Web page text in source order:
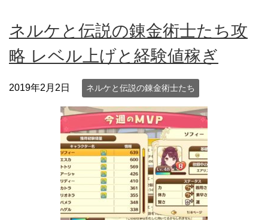
ネルケと伝説の錬金術士たち攻
略 レベル上げと経験値稼ぎ
2019年2月2日 ネルケと伝説の錬金術士たち